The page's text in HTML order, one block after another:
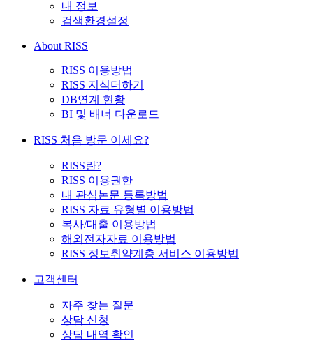
내 정보
검색환경설정
About RISS
RISS 이용방법
RISS 지식더하기
DB연계 현황
BI 및 배너 다운로드
RISS 처음 방문 이세요?
RISS란?
RISS 이용권한
내 관심논문 등록방법
RISS 자료 유형별 이용방법
복사/대출 이용방법
해외전자자료 이용방법
RISS 정보취약계층 서비스 이용방법
고객센터
자주 찾는 질문
상담 신청
상담 내역 확인